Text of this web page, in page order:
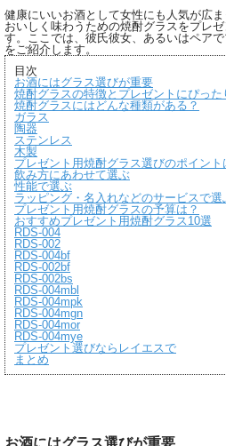
健康にいいお酒として女性にも人気が広
おいしく味わうための焼酎グラスをプレ
す。ここでは、彼氏彼女、あるいはペア
をご紹介します。
目次
お酒にはグラス選びが重要
焼酎グラスの特徴とプレゼントにぴった
焼酎グラスにはどんな種類がある？
ガラス
陶器
ステンレス
木製
プレゼント用焼酎グラス選びのポイント
飲み方にあわせて選ぶ
性能で選ぶ
ラッピング・名入れなどのサービスで選
プレゼント用焼酎グラスの予算は？
おすすめプレゼント用焼酎グラス10選
RDS-004
RDS-002
RDS-004bf
RDS-002bf
RDS-002bs
RDS-004mbl
RDS-004mpk
RDS-004mgn
RDS-004mor
RDS-004mye
プレゼント選びならレイエスで
まとめ
お酒にはグラス選びが重要